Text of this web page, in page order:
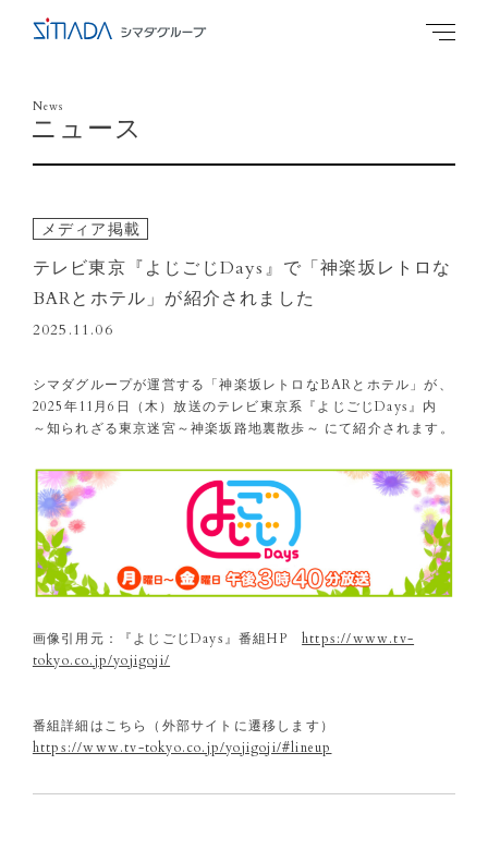
News
ニュース
メディア掲載
テレビ東京『よじごじDays』で「神楽坂レトロな
BARとホテル」が紹介されました
2025.11.06
シマダグループが運営する「神楽坂レトロなBARとホテル」が、
2025年11月6日（木）放送のテレビ東京系『よじごじDays』内
～知られざる東京迷宮～神楽坂路地裏散歩～ にて紹介されます。
画像引用元：『よじごじDays』番組HPhttps://www.tv-
tokyo.co.jp/yojigoji/
番組詳細はこちら（外部サイトに遷移します）
https://www.tv-tokyo.co.jp/yojigoji/#lineup